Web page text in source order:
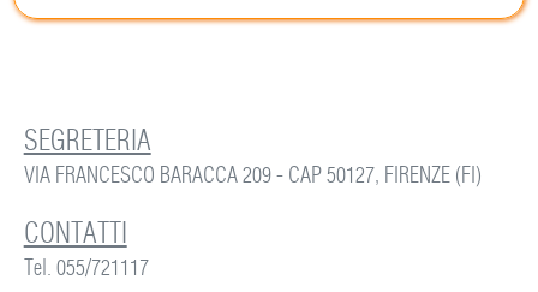
SEGRETERIA
VIA FRANCESCO BARACCA 209 - CAP 50127, FIRENZE (FI)
CONTATTI
Tel. 055/721117